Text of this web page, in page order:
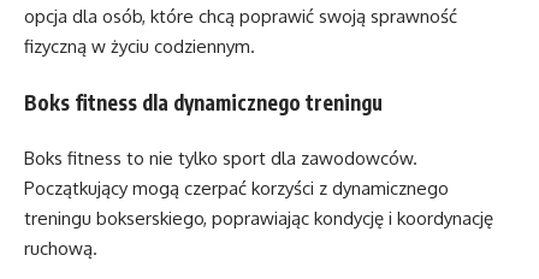
opcja dla osób, które chcą poprawić swoją sprawność
fizyczną w życiu codziennym.
Boks fitness dla dynamicznego treningu
Boks fitness to nie tylko sport dla zawodowców.
Początkujący mogą czerpać korzyści z dynamicznego
treningu bokserskiego, poprawiając kondycję i koordynację
ruchową.